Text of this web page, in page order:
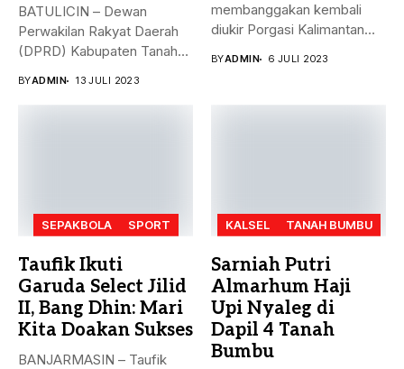
BATULICIN – Dewan
Perwakilan Rakyat Daerah
(DPRD) Kabupaten Tanah
BYADMIN 13 JULI 2023
membanggakan kembali
diukir Porgasi Kalimantan
BYADMIN 6 JULI 2023
SEPAKBOLA SPORT
Taufik Ikuti
Garuda Select Jilid
II, Bang Dhin: Mari
Kita Doakan Sukses
BANJARMASIN – Taufik
KALSEL TANAH BUMBU
Sarniah Putri
Almarhum Haji
Upi Nyaleg di
Dapil 4 Tanah
Bumbu